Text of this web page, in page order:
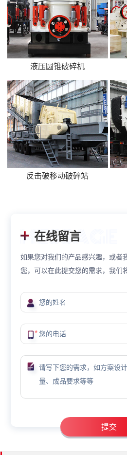
液压圆锥破碎机
反击破移动破碎站
在线留言
如果您对我们的产品感兴趣，或者
您，可以在此提交您的需求，我们